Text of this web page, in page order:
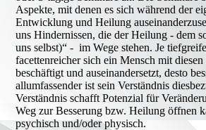
Aspekte, mit denen es sich während der
Entwicklung und Heilung
uns Hindernissen, die der Heilung - dem
uns selbst)“ - im Wege stehen. Je
facettenreicher sich ein Mensch mit
beschäftigt und auseinandersetzt, desto
allumfassender ist sein Verständnis
Verständnis schafft Potenzial für
Weg zur Besserung bzw. Heilung öffnen
psychisch und/oder physisch.